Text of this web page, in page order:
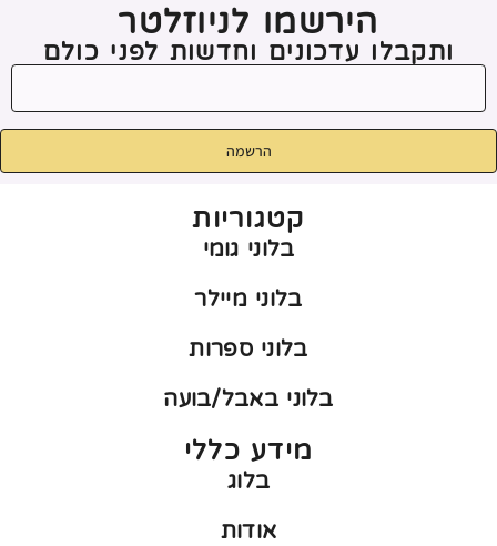
הירשמו לניוזלטר
ותקבלו עדכונים וחדשות לפני כולם
הרשמה
קטגוריות
בלוני גומי
בלוני מיילר
בלוני ספרות
בלוני באבל/בועה
מידע כללי
בלוג
אודות